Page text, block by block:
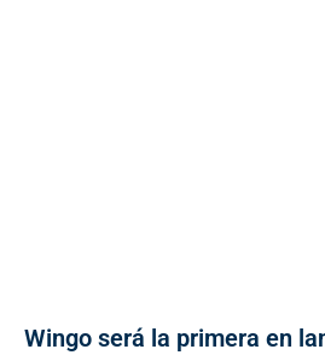
Wingo será la primera en